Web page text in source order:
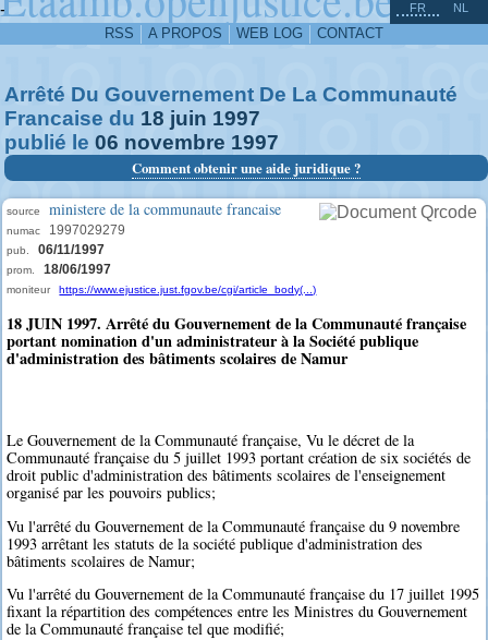
-
RSS A PROPOS WEB LOG CONTACT
FR NL
Arrêté Du Gouvernement De La Communauté
Francaise du 18 juin 1997
publié le 06 novembre 1997
Comment obtenir une aide juridique ?
source ministere de la communaute francaise
numac 1997029279
pub. 06/11/1997
prom. 18/06/1997
moniteur https://www.ejustice.just.fgov.be/cgi/article_body(...)
18 JUIN 1997. Arrêté du Gouvernement de la Communauté française
portant nomination d'un administrateur à la Société publique
d'administration des bâtiments scolaires de Namur
Le Gouvernement de la Communauté française, Vu le décret de la
Communauté française du 5 juillet 1993 portant création de six sociétés de
droit public d'administration des bâtiments scolaires de l'enseignement
organisé par les pouvoirs publics;
Vu l'arrêté du Gouvernement de la Communauté française du 9 novembre
1993 arrêtant les statuts de la société publique d'administration des
bâtiments scolaires de Namur;
Vu l'arrêté du Gouvernement de la Communauté française du 17 juillet 1995
fixant la répartition des compétences entre les Ministres du Gouvernement
de la Communauté française tel que modifié;
^